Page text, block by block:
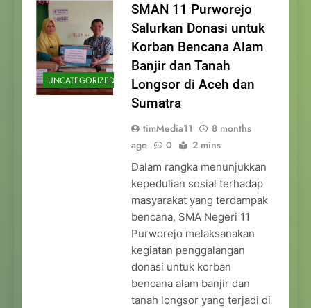
UNCATEGORIZED
SMAN 11 Purworejo
Salurkan Donasi untuk
Korban Bencana Alam
Banjir dan Tanah
Longsor di Aceh dan
Sumatra
timMedia11
8 months
ago
0 2 mins
Dalam rangka menunjukkan
kepedulian sosial terhadap
masyarakat yang terdampak
bencana, SMA Negeri 11
Purworejo melaksanakan
kegiatan penggalangan
donasi untuk korban
bencana alam banjir dan
tanah longsor yang terjadi di